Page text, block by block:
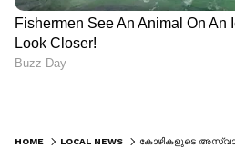
HOME LOCAL NEWS